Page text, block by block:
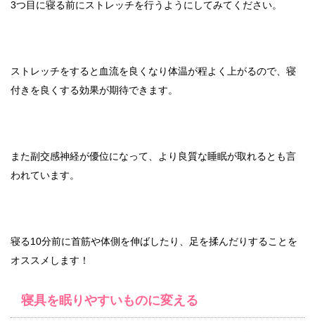
3つ目に寝る前にストレッチを行うようにしてみてください。
ストレッチをすると血流を良くなり体温が程よく上がるので、寝
付きを良くする効果が期待できます。
また副交感神経が優位になって、より良質な睡眠が取れるとも言
われています。
寝る10分前に首筋や体側を伸ばしたり、足を揉んだりすることを
オススメします！
寝具を眠りやすいものに変える